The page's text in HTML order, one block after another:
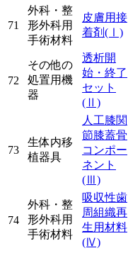
71
外科・整
形外科用
手術材料
皮膚用接
着剤(Ⅰ)
72
その他の
処置用機
器
透析開
始・終了
セット
(Ⅱ)
73
生体内移
植器具
人工膝関
節膝蓋骨
コンポー
ネント
(Ⅲ)
74
外科・整
形外科用
手術材料
吸収性歯
周組織再
生用材料
(Ⅳ)